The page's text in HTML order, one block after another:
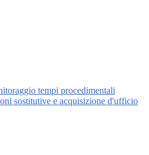
tempi procedimentali
sostitutive e acquisizione d'ufficio